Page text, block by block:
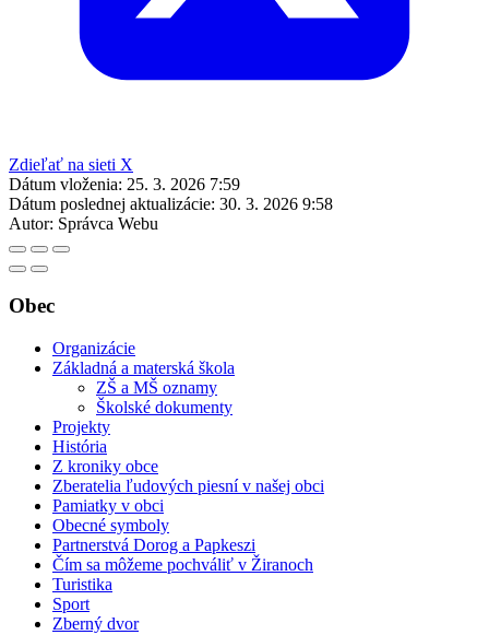
Zdieľať na sieti X
Dátum vloženia: 25. 3. 2026 7:59
Dátum poslednej aktualizácie: 30. 3. 2026 9:58
Autor: Správca Webu
Obec
Organizácie
Základná a materská škola
ZŠ a MŠ oznamy
Školské dokumenty
Projekty
História
Z kroniky obce
Zberatelia ľudových piesní v našej obci
Pamiatky v obci
Obecné symboly
Partnerstvá Dorog a Papkeszi
Čím sa môžeme pochváliť v Žiranoch
Turistika
Sport
Zberný dvor